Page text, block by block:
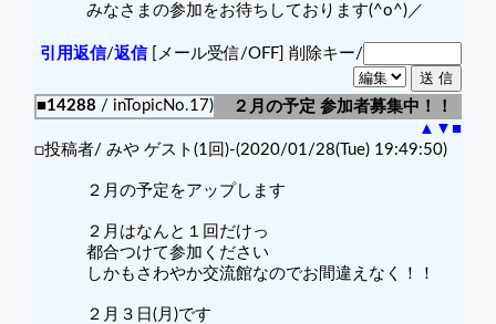
みなさまの参加をお待ちしております(^o^)／
引用返信/返信[メール受信/OFF] 削除キー/
■14288 / inTopicNo.17)
２月の予定 参加者募集中！！
▲ ▼ ■
□投稿者/ みや ゲスト(1回)-(2020/01/28(Tue) 19:49:50)
２月の予定をアップします
２月はなんと１回だけっ
都合つけて参加ください
しかもさわやか交流館なのでお間違えなく！！
２月３日(月)です